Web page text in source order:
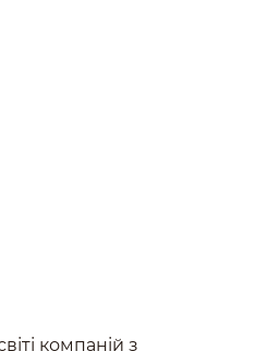
компаній з